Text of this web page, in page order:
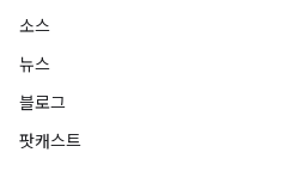
소스
뉴스
블로그
팟캐스트